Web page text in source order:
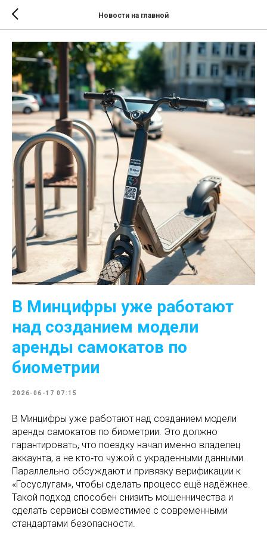
Новости на главной
В Минцифры уже работают
над созданием модели
аренды самокатов по
биометрии
2026-06-17 07:15
В Минцифры уже работают над созданием модели
аренды самокатов по биометрии. Это должно
гарантировать, что поездку начал именно владелец
аккаунта, а не кто‑то чужой с украденными данными.
Параллельно обсуждают и привязку верификации к
«Госуслугам», чтобы сделать процесс ещё надёжнее.
Такой подход способен снизить мошенничества и
сделать сервисы совместимее с современными
стандартами безопасности.